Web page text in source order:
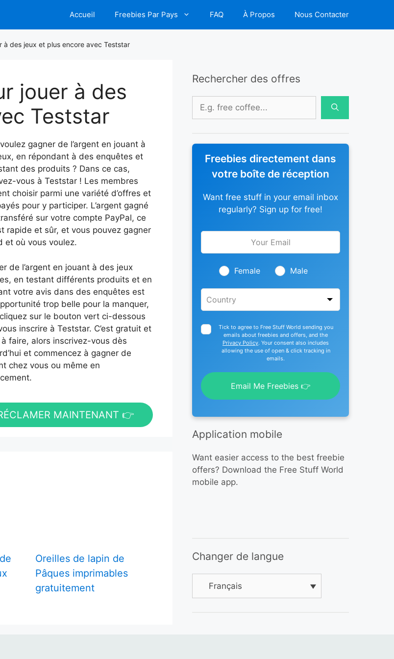
Accueil Freebies Par Pays FAQ À Propos Nous Contacter
à des jeux et plus encore avec Teststar
jouer à des
Teststar
gagner de l’argent en jouant à
en répondant à des enquêtes et
des produits ? Dans ce cas,
vous à Teststar ! Les membres
choisir parmi une variété d’offres et
pour y participer. L’argent gagné
sur votre compte PayPal, ce
rapide et sûr, et vous pouvez gagner
et où vous voulez.
de l’argent en jouant à des jeux
en testant différents produits et en
votre avis dans des enquêtes est
trop belle pour la manquer,
sur le bouton vert ci-dessous
inscrire à Teststar. C’est gratuit et
faire, alors inscrivez-vous dès
et commencez à gagner de
chez vous ou même en
MAINTENANT 👉
Oreilles de lapin de
Pâques imprimables
gratuitement
Rechercher des offres
Rechercher :
Freebies directement dans
votre boîte de réception
Want free stuff in your email inbox
regularly? Sign up for free!
Leave
blank
Female Male
Tick to agree to Free Stuff World sending you
emails about freebies and offers, and the
Privacy Policy. Your consent also includes
allowing the use of open & click tracking in
emails.
Email Me Freebies 👉
Application mobile
Want easier access to the best freebie
offers? Download the Free Stuff World
mobile app.
Changer de langue
Français